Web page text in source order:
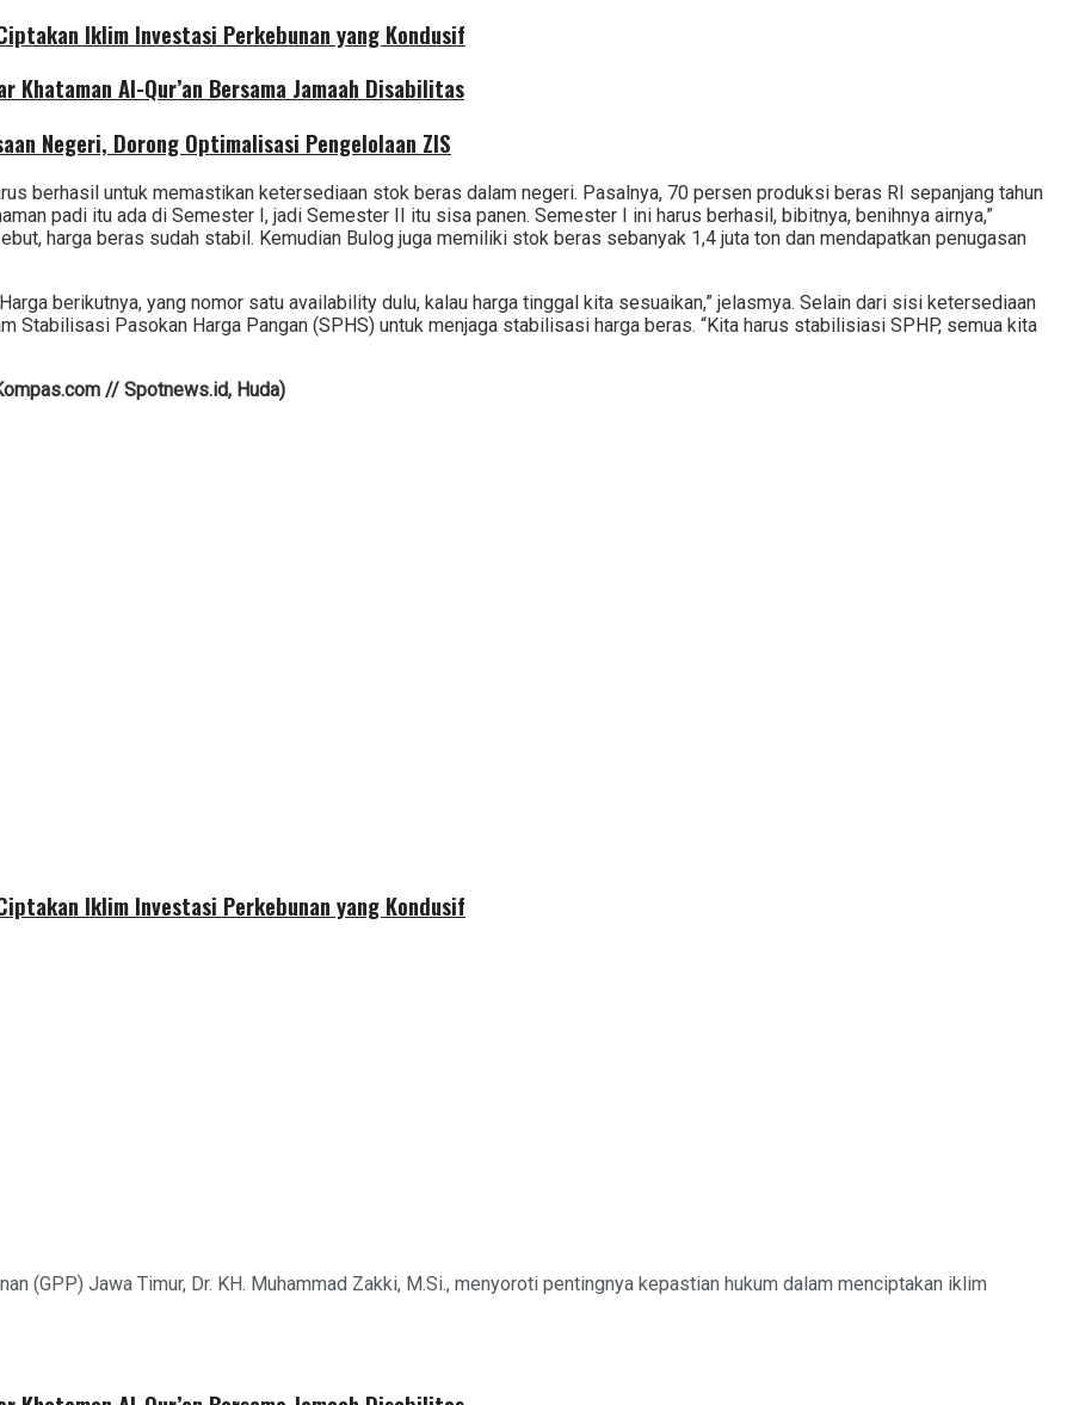
Iklim Investasi Perkebunan yang Kondusif
Khataman Al-Qur’an Bersama Jamaah Disabilitas
Negeri, Dorong Optimalisasi Pengelolaan ZIS
berhasil untuk memastikan ketersediaan stok beras dalam negeri. Pasalnya, 70 persen produksi beras RI sepanjang tahun
padi itu ada di Semester I, jadi Semester II itu sisa panen. Semester I ini harus berhasil, bibitnya, benihnya airnya,”
harga beras sudah stabil. Kemudian Bulog juga memiliki stok beras sebanyak 1,4 juta ton dan mendapatkan penugasan
berikutnya, yang nomor satu availability dulu, kalau harga tinggal kita sesuaikan,” jelasmya. Selain dari sisi ketersediaan
Stabilisasi Pasokan Harga Pangan (SPHS) untuk menjaga stabilisasi harga beras. “Kita harus stabilisiasi SPHP, semua kita
// Spotnews.id, Huda)
Iklim Investasi Perkebunan yang Kondusif
(GPP) Jawa Timur, Dr. KH. Muhammad Zakki, M.Si., menyoroti pentingnya kepastian hukum dalam menciptakan iklim